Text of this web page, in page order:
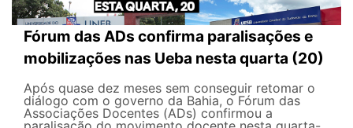
Fórum das ADs confirma paralisações e
mobilizações nas Ueba nesta quarta (20)
Após quase dez meses sem conseguir retomar o
diálogo com o governo da Bahia, o Fórum das
Associações Docentes (ADs) confirmou a